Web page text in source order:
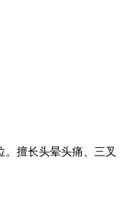
擅长头晕头痛、三叉